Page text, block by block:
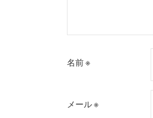
名前※
メール※